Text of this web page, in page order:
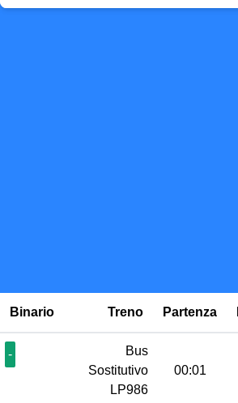
Binario Treno Partenza
-
Bus
Sostitutivo
LP986
00:01